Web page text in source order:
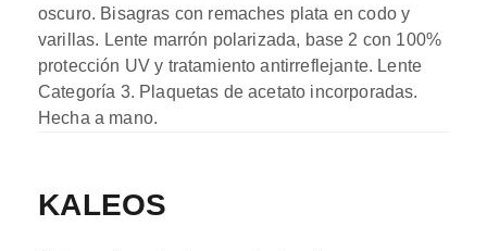
oscuro. Bisagras con remaches plata en codo y
varillas. Lente marrón polarizada, base 2 con 100%
protección UV y tratamiento antirreflejante. Lente
Categoría 3. Plaquetas de acetato incorporadas.
Hecha a mano.
KALEOS